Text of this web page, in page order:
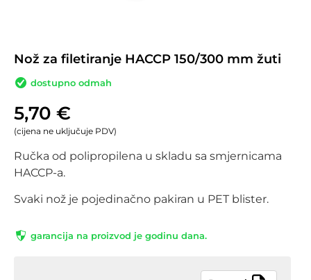
Nož za filetiranje HACCP 150/300 mm žuti
dostupno odmah
5,70 €
(cijena ne uključuje PDV)
Ručka od polipropilena u skladu sa smjernicama
HACCP-a.
Svaki nož je pojedinačno pakiran u PET blister.
garancija na proizvod je godinu dana.